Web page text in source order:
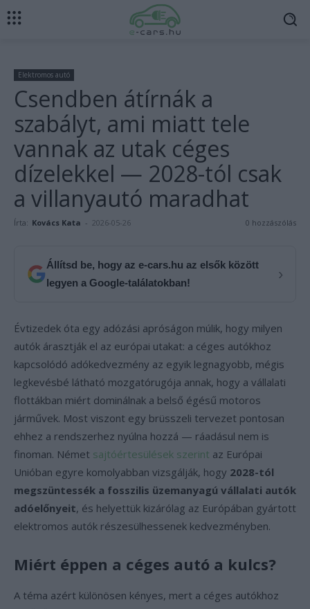
Elektromos autó
Csendben átírnák a
szabályt, ami miatt tele
vannak az utak céges
dízelekkel — 2028-tól csak
a villanyautó maradhat
Írta: Kovács Kata - 2026-05-26 0 hozzászólás
Állítsd be, hogy az e-cars.hu az elsők között
legyen a Google-találatokban!
›
Évtizedek óta egy adózási apróságon múlik, hogy milyen
autók árasztják el az európai utakat: a céges autókhoz
kapcsolódó adókedvezmény az egyik legnagyobb, mégis
legkevésbé látható mozgatórugója annak, hogy a vállalati
flottákban miért dominálnak a belső égésű motoros
járművek. Most viszont egy brüsszeli tervezet pontosan
ehhez a rendszerhez nyúlna hozzá — ráadásul nem is
finoman. Német sajtóértesülések szerint az Európai
Unióban egyre komolyabban vizsgálják, hogy 2028-tól
megszüntessék a fosszilis üzemanyagú vállalati autók
adóelőnyeit, és helyettük kizárólag az Európában gyártott
elektromos autók részesülhessenek kedvezményben.
Miért éppen a céges autó a kulcs?
A téma azért különösen kényes, mert a céges autókhoz